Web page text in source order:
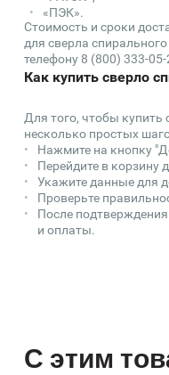
«ПЭК».
Стоимость и сроки
для сверла
телефону 8 (800) 333-05-
Как купить сверло
Для того, чтобы
несколько простых
Нажмите на кнопку
Перейдите в корзину
Укажите данные для
Проверьте
После
и оплаты.
С этим